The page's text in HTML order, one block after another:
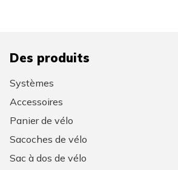
Des produits
Systèmes
Accessoires
Panier de vélo
Sacoches de vélo
Sac à dos de vélo